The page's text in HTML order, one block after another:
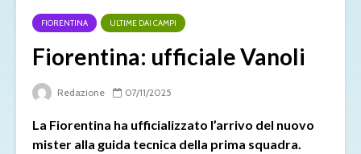
FIORENTINA ULTIME DAI CAMPI
Fiorentina: ufficiale Vanoli
Redazione 07/11/2025
La Fiorentina ha ufficializzato l’arrivo del nuovo
mister alla guida tecnica della prima squadra.